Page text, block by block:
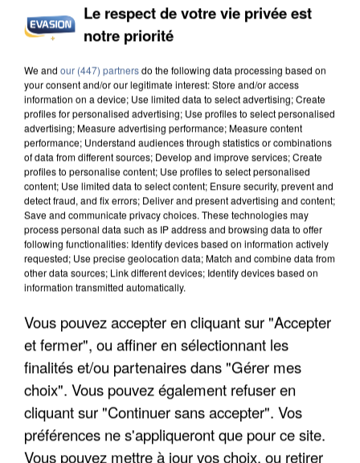
DE SOLIDARITÉ AVEC LES...
APRÈS TOUTES CES CANICULES, LES REFUGES
DE FAUNE SAUVAGE SONT...
Le respect de votre vie privée est
notre priorité
We and our (447) partnersdo the following data processing based on
your consent and/or our legitimate interest: Store and/or access
information on a device; Use limited data to select advertising; Create
profiles for personalised advertising; Use profiles to select personalised
advertising; Measure advertising performance; Measure content
performance; Understand audiences through statistics or combinations
of data from different sources; Develop and improve services; Create
profiles to personalise content; Use profiles to select personalised
content; Use limited data to select content; Ensure security, prevent and
detect fraud, and fix errors; Deliver and present advertising and content;
Save and communicate privacy choices. These technologies may
process personal data such as IP address and browsing data to offer
following functionalities: Identify devices based on information actively
requested; Use precise geolocation data; Match and combine data from
other data sources; Link different devices; Identify devices based on
information transmitted automatically.
Vous pouvez accepter en cliquant sur "Accepter
et fermer", ou affiner en sélectionnant les
finalités et/ou partenaires dans "Gérer mes
choix". Vous pouvez également refuser en
cliquant sur "Continuer sans accepter". Vos
préférences ne s'appliqueront que pour ce site.
Vous pouvez mettre à jour vos choix, ou retirer